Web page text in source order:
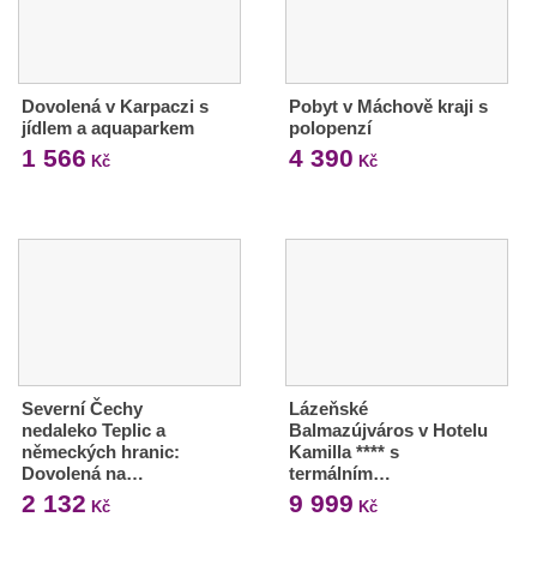
Dovolená v Karpaczi s
jídlem a aquaparkem
1 566 Kč
Pobyt v Máchově kraji s
polopenzí
4 390 Kč
Severní Čechy
nedaleko Teplic a
německých hranic:
Dovolená na…
2 132 Kč
Lázeňské
Balmazújváros v Hotelu
Kamilla **** s
termálním…
9 999 Kč